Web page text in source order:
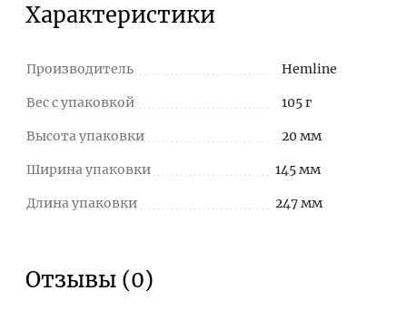
Характеристики
Производитель Hemline
Вес с упаковкой 105 г
Высота упаковки 20 мм
Ширина упаковки 145 мм
Длина упаковки 247 мм
Отзывы (0)